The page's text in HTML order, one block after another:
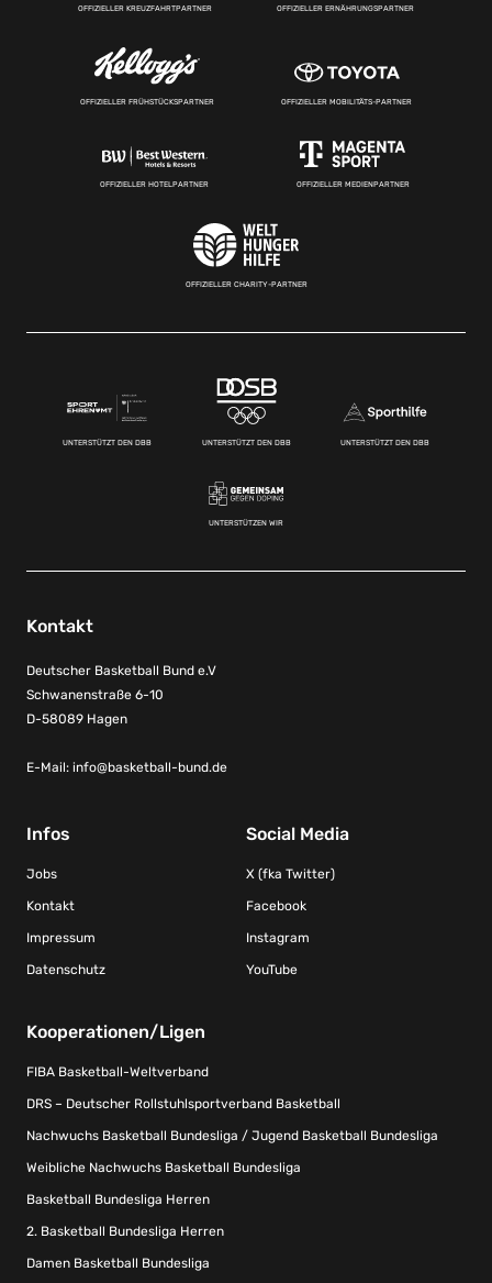
OFFIZIELLER KREUZFAHRTPARTNER OFFIZIELLER ERNÄHRUNGSPARTNER
OFFIZIELLER FRÜHSTÜCKSPARTNER OFFIZIELLER MOBILITÄTS-PARTNER
OFFIZIELLER HOTELPARTNER OFFIZIELLER MEDIENPARTNER
OFFIZIELLER CHARITY-PARTNER
UNTERSTÜTZT DEN DBB UNTERSTÜTZT DEN DBB UNTERSTÜTZT DEN DBB
UNTERSTÜTZEN WIR
Kontakt
Deutscher Basketball Bund e.V
Schwanenstraße 6-10
D-58089 Hagen
E-Mail: info@basketball-bund.de
Infos
Jobs
Kontakt
Impressum
Datenschutz
Social Media
X (fka Twitter)
Facebook
Instagram
YouTube
Kooperationen/Ligen
FIBA Basketball-Weltverband
DRS – Deutscher Rollstuhlsportverband Basketball
Nachwuchs Basketball Bundesliga / Jugend Basketball Bundesliga
Weibliche Nachwuchs Basketball Bundesliga
Basketball Bundesliga Herren
2. Basketball Bundesliga Herren
Damen Basketball Bundesliga